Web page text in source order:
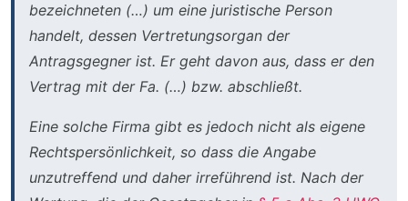
bezeichneten (…) um eine juristische Person
handelt, dessen Vertretungsorgan der
Antragsgegner ist. Er geht davon aus, dass er den
Vertrag mit der Fa. (…) bzw. abschließt.
Eine solche Firma gibt es jedoch nicht als eigene
Rechtspersönlichkeit, so dass die Angabe
unzutreffend und daher irreführend ist. Nach der